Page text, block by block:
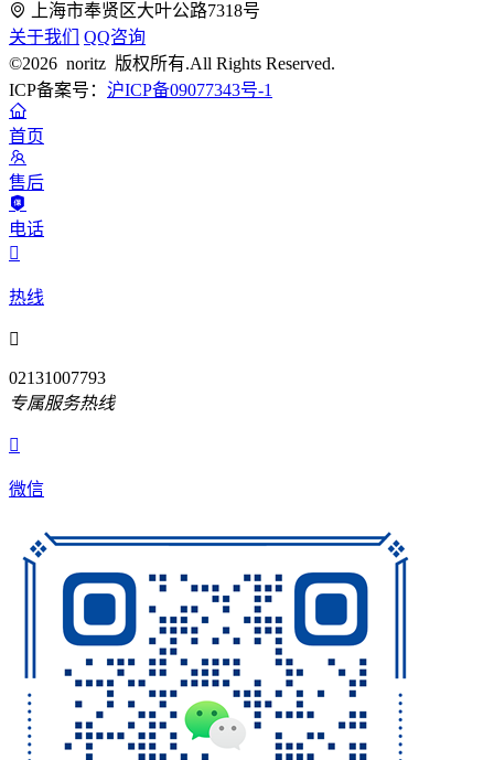
上海市奉贤区大叶公路7318号
关于我们
QQ咨询
©2026 noritz 版权所有.All Rights Reserved.
ICP备案号： 沪ICP备09077343号-1
首页
售后
电话

热线

02131007793
专属服务热线

微信